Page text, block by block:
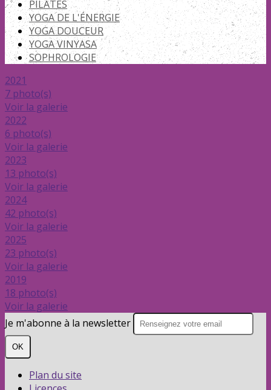
PILATES
YOGA DE L'ÉNERGIE
YOGA DOUCEUR
YOGA VINYASA
SOPHROLOGIE
2021
7 photo(s)
Voir la galerie
2022
6 photo(s)
Voir la galerie
2023
13 photo(s)
Voir la galerie
2024
42 photo(s)
Voir la galerie
2025
23 photo(s)
Voir la galerie
2019
18 photo(s)
Voir la galerie
Je m'abonne à la newsletter
OK
Plan du site